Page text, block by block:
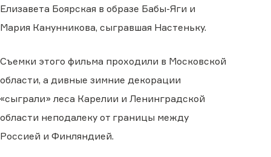
Елизавета Боярская в образе Бабы-Яги и
Мария Канунникова, сыгравшая Настеньку.
Съемки этого фильма проходили в Московской
области, а дивные зимние декорации
«сыграли» леса Карелии и Ленинградской
области неподалеку от границы между
Россией и Финляндией.